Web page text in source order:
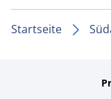
Startseite